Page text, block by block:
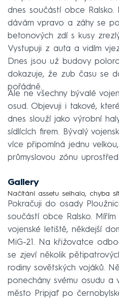
dnes součástí obce
dávám vpravo a záhy se
betonových zdí s kusy
Vystupuji z auta a vidím
Dnes jsou už budovy
dokazuje, že zub času se
pořádně.
Ale ne všechny bývalé
osud. Objevuji i takové,
dnes slouží jako výrobní
sídlících firem. Bývalý
více připomíná jednu
průmyslovou zónu
Gallery
Načítání assetu selhalo, chyba
Pokračuji do osady
součástí obce Ralsko.
vojenské letiště, někdejší
MiG-21. Na křižovatce
se zjeví několik
rodiny sovětských vojáků.
ponechány svému osudu a
město Pripjať po